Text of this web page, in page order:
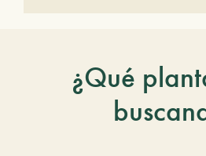
¿Qué